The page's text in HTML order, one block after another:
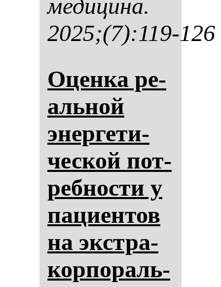
ме­ди­ци­на.
2025;(7):119-126
Оцен­ка ре­
аль­ной
энер­ге­ти­
чес­кой пот­
реб­нос­ти у
па­ци­ен­тов
на экстра­
кор­по­раль­